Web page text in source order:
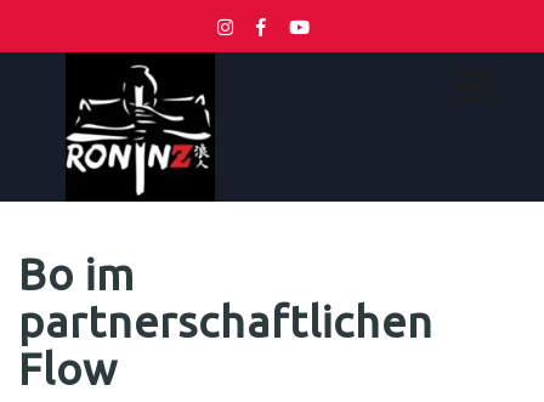
Bo im
partnerschaftlichen
Flow